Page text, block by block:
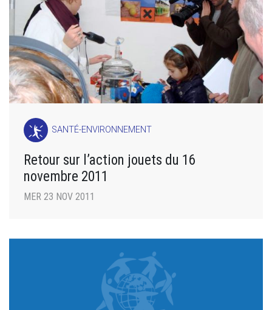
SANTÉ-ENVIRONNEMENT
Retour sur l’action jouets du 16
novembre 2011
MER 23 NOV 2011